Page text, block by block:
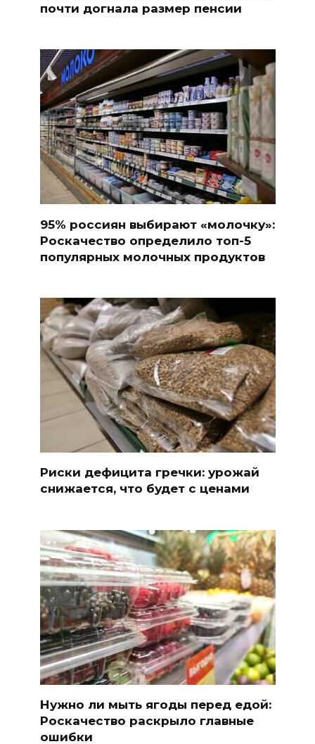
почти догнала размер пенсии
95% россиян выбирают «молочку»:
Роскачество определило топ-5
популярных молочных продуктов
Риски дефицита гречки: урожай
снижается, что будет с ценами
Нужно ли мыть ягоды перед едой:
Роскачество раскрыло главные
ошибки